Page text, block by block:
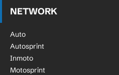
NETWORK
Auto
Autosprint
Inmoto
Motosprint